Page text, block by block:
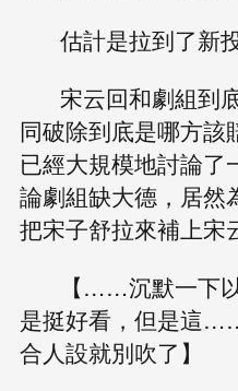
估計是拉到了新投
宋云回和劇組到
同破除到底是哪方該
已經大規模地討論了
論劇組缺大德，居然
把宋子舒拉來補上宋
【……沉默一下
是挺好看，但是這
合人設就別吹了】